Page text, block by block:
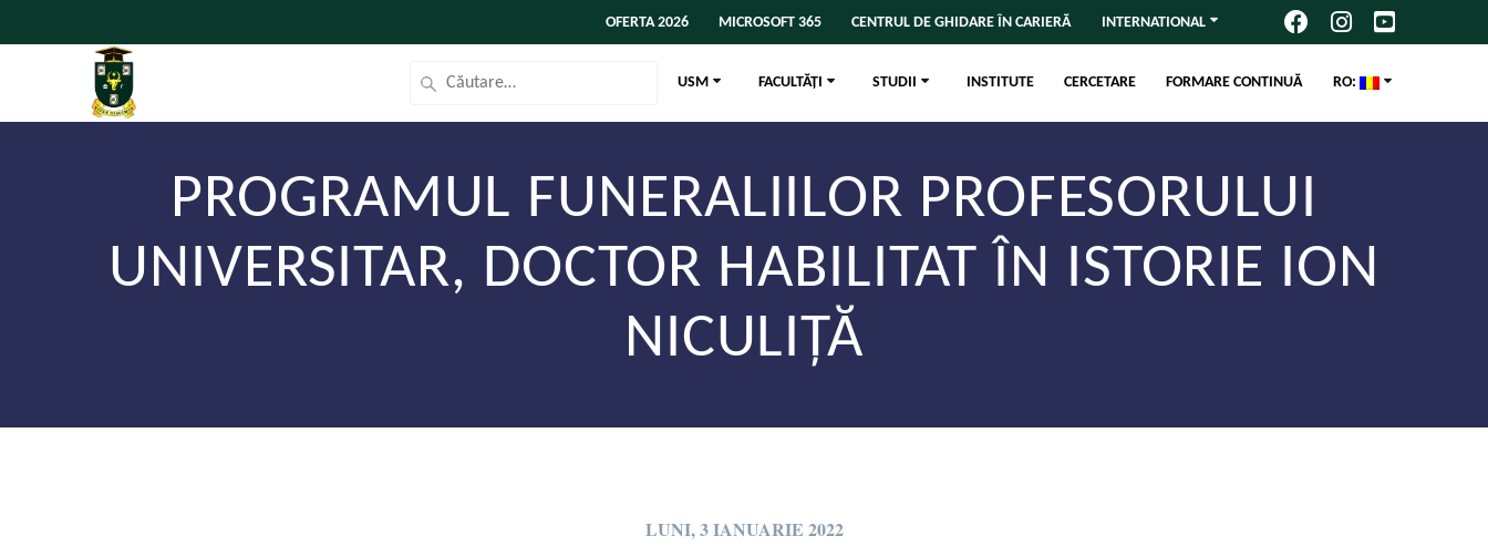
OFERTA 2026 MICROSOFT 365 CENTRUL DE GHIDARE ÎN CARIERĂ INTERNATIONAL
USM FACULTĂȚI STUDII INSTITUTE CERCETARE FORMARE CONTINUĂ RO:
PROGRAMUL FUNERALIILOR PROFESORULUI
UNIVERSITAR, DOCTOR HABILITAT ÎN ISTORIE ION
NICULIȚĂ
LUNI, 3 IANUARIE 2022